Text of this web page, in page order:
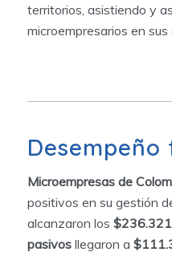
territorios, asistiendo y
microempresarios en
Microempresas de
positivos en su gestión
alcanzaron los
pasivosllegaron a